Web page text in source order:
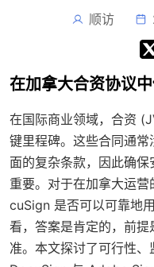
顺访
在加拿大合资协议
在国际商业领域，合资
键里程碑。这些合同通
面的复杂条款，因此确
重要。对于在加拿大运
cuSign 是否可以可靠地
看，答案是肯定的，前
准。本文探讨了可行性